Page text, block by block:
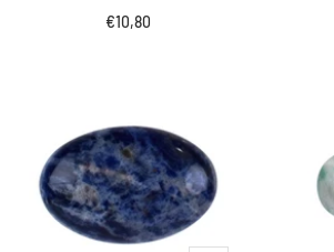
Angebotspreis
€10,80